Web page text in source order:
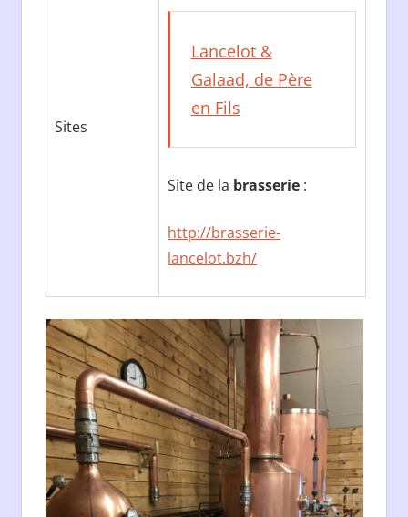
Sites
Lancelot &
Galaad, de Père
en Fils
Site de la brasserie :
http://brasserie-
lancelot.bzh/